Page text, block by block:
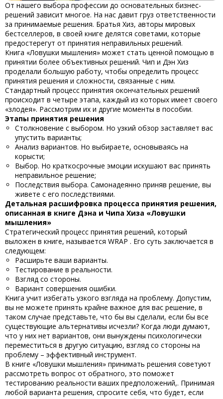
От нашего выбора профессии до основательных бизнес-
решений зависит многое. На нас давит груз ответственности
за принимаемые решения. Братья Хиз, авторы мировых
бестселлеров, в своей книге делятся советами, которые
предостерегут от принятия неправильных решений.
Книга «Ловушки мышления» может стать ценной помощью в
принятии более объективных решений. Чип и Дэн Хиз
проделали большую работу, чтобы определить процесс
принятия решения и сложности, связанные с ним.
Стандартный процесс принятия окончательных решений
происходит в четыре этапа, каждый из которых имеет своего
«злодея». Рассмотрим их и другие моменты в пособии.
Этапы принятия решения
Столкновение с выбором. Но узкий обзор заставляет вас
упустить варианты;
Анализ вариантов. Но выбираете, основываясь на
корысти;
Выбор. Но краткосрочные эмоции искушают вас принять
неправильное решение;
Последствия выбора. Самонадеянно приняв решение, вы
живете с его последствиями.
Детальная расшифровка процесса принятия решения,
описанная в книге Дэна и Чипа Хиза «Ловушки
мышления»
Стратегический процесс принятия решений, который
выложен в книге, называется WRAP . Его суть заключается в
следующем:
Расширьте ваши варианты.
Тестирование в реальности.
Взгляд со стороны.
Вариант совершения ошибки.
Книга учит избегать узкого взгляда на проблему. Допустим,
вы не можете принять крайне важное для вас решение, в
таком случае представьте, что бы вы сделали, если бы все
существующие альтернативы исчезли? Когда люди думают,
что у них нет вариантов, они вынуждены психологически
переместиться в другую ситуацию, взгляд со стороны на
проблему – эффективный инструмент.
В книге «Ловушки мышления» принимать решения советуют
рассмотреть вопрос от обратного, это поможет
тестированию реальности ваших предположений,. Принимая
любой варианта решения, спросите себя, что будет, если